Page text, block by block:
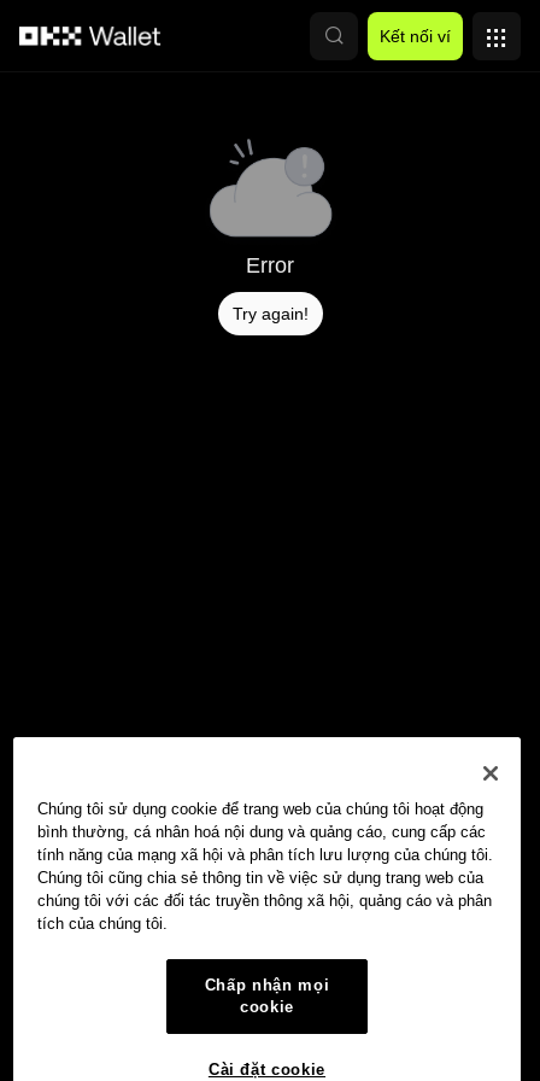
Kết nối ví
Error
Try again!
Chúng tôi sử dụng cookie để trang web của chúng tôi hoạt động
bình thường, cá nhân hoá nội dung và quảng cáo, cung cấp các
tính năng của mạng xã hội và phân tích lưu lượng của chúng tôi.
Chúng tôi cũng chia sẻ thông tin về việc sử dụng trang web của
chúng tôi với các đối tác truyền thông xã hội, quảng cáo và phân
tích của chúng tôi.
Chấp nhận mọi
cookie
Cài đặt cookie